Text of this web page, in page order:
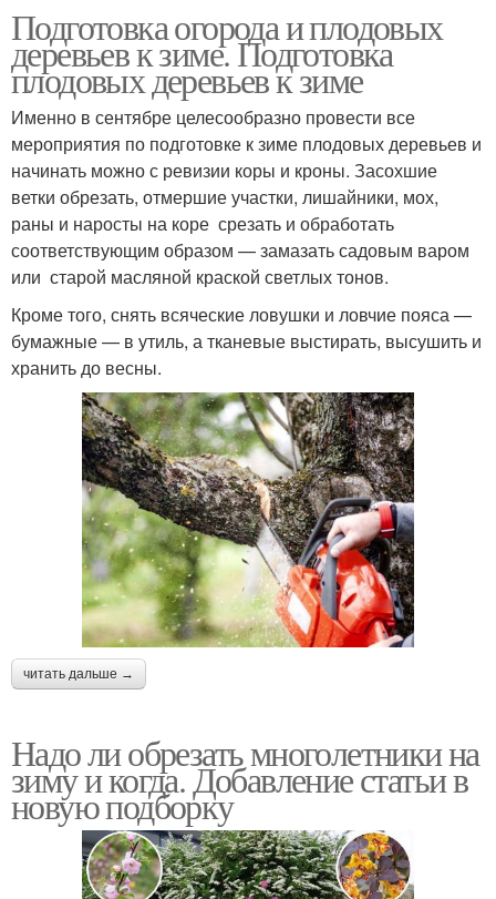
Подготовка огорода и плодовых
деревьев к зиме. Подготовка
плодовых деревьев к зиме
Именно в сентябре целесообразно провести все
мероприятия по подготовке к зиме плодовых деревьев и
начинать можно с ревизии коры и кроны. Засохшие
ветки обрезать, отмершие участки, лишайники, мох,
раны и наросты на коре срезать и обработать
соответствующим образом — замазать садовым варом
или старой масляной краской светлых тонов.
Кроме того, снять всяческие ловушки и ловчие пояса —
бумажные — в утиль, а тканевые выстирать, высушить и
хранить до весны.
читать дальше →
Надо ли обрезать многолетники на
зиму и когда. Добавление статьи в
новую подборку